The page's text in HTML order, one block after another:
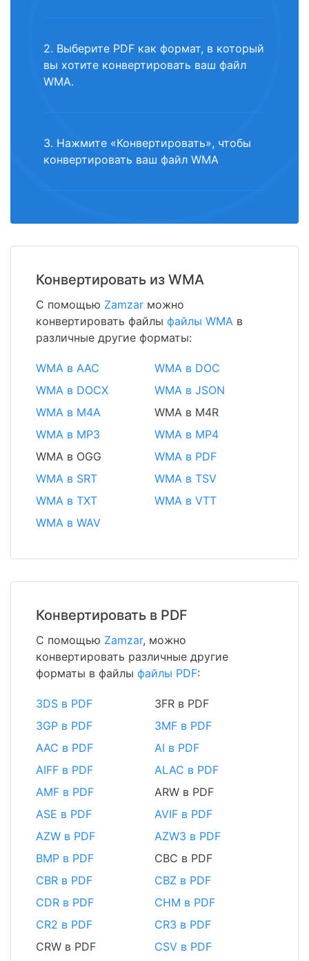
2. Выберите PDF как формат, в который
вы хотите конвертировать ваш файл
WMA.
3. Нажмите «Конвертировать», чтобы
конвертировать ваш файл WMA
Конвертировать из WMA
С помощью Zamzar можно
конвертировать файлы файлы WMA в
различные другие форматы:
WMA в AAC
WMA в DOC
WMA в DOCX
WMA в JSON
WMA в M4A
WMA в M4R
WMA в MP3
WMA в MP4
WMA в OGG
WMA в PDF
WMA в SRT
WMA в TSV
WMA в TXT
WMA в VTT
WMA в WAV
Конвертировать в PDF
С помощью Zamzar, можно
конвертировать различные другие
форматы в файлы файлы PDF:
3DS в PDF
3FR в PDF
3GP в PDF
3MF в PDF
AAC в PDF
AI в PDF
AIFF в PDF
ALAC в PDF
AMF в PDF
ARW в PDF
ASE в PDF
AVIF в PDF
AZW в PDF
AZW3 в PDF
BMP в PDF
CBC в PDF
CBR в PDF
CBZ в PDF
CDR в PDF
CHM в PDF
CR2 в PDF
CR3 в PDF
CRW в PDF
CSV в PDF